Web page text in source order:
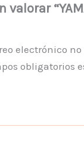
valorar
electrónico no
obligatorios